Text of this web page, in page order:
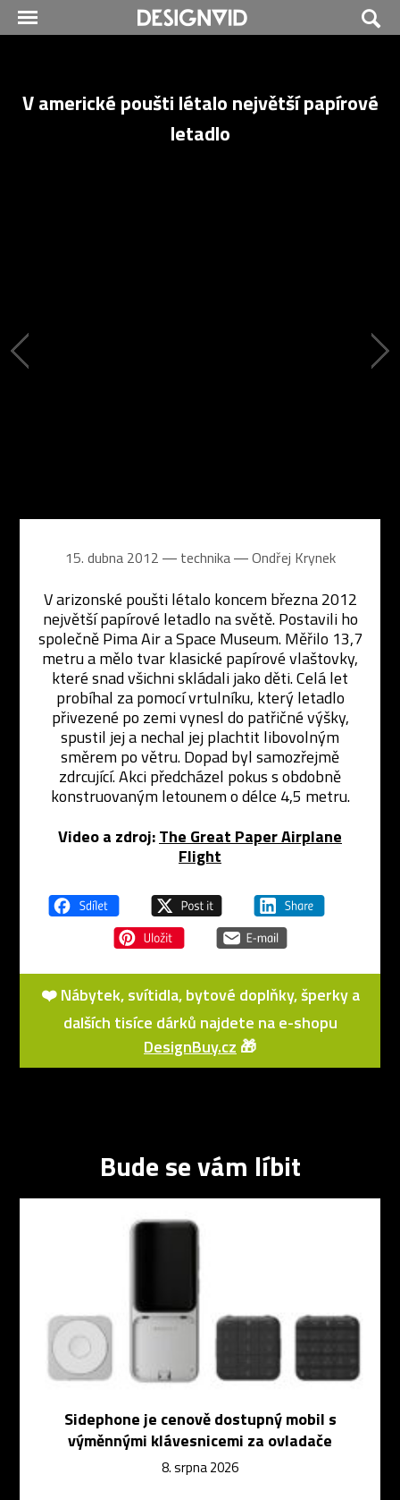
V americké poušti létalo největší papírové
letadlo
15. dubna 2012 ― technika ―Ondřej Krynek
V arizonské poušti létalo koncem března 2012
největší papírové letadlo na světě. Postavili ho
společně Pima Air a Space Museum. Měřilo 13,7
metru a mělo tvar klasické papírové vlaštovky,
které snad všichni skládali jako děti. Celá let
probíhal za pomocí vrtulníku, který letadlo
přivezené po zemi vynesl do patřičné výšky,
spustil jej a nechal jej plachtit libovolným
směrem po větru. Dopad byl samozřejmě
zdrcující. Akci předcházel pokus s obdobně
konstruovaným letounem o délce 4,5 metru.
Video a zdroj:The Great Paper Airplane
Flight
❤️ Nábytek, svítidla, bytové doplňky, šperky a
dalších tisíce dárků najdete na e-shopu
DesignBuy.cz 🎁
Bude se vám líbit
Sidephone je cenově dostupný mobil s
výměnnými klávesnicemi za ovladače
8. srpna 2026